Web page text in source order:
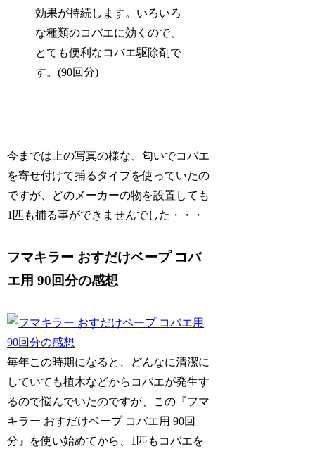
効果が持続します。いろいろ
な種類のコバエに効くので、
とても便利なコバエ駆除剤で
す。(90回分)
今までは上の写真の様な、匂いでコバエ
を寄せ付けて捕るタイプを使っていたの
ですが、どのメーカーの物を設置しても
1匹も捕る事ができませんでした・・・
フマキラー おすだけベープ コバ
エ用 90回分の感想
毎年この時期になると、どんなに清潔に
していても植木などからコバエが発生す
るので悩んでいたのですが、この『フマ
キラー おすだけベープ コバエ用 90回
分』を使い始めてから、1匹もコバエを